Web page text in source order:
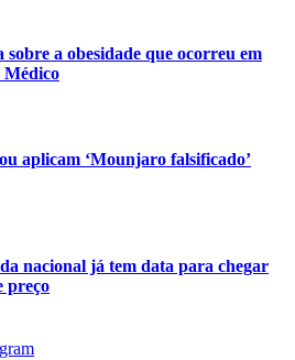
a obesidade que ocorreu em
Médico
aplicam ‘Mounjaro falsificado’
nacional já tem data para chegar
preço